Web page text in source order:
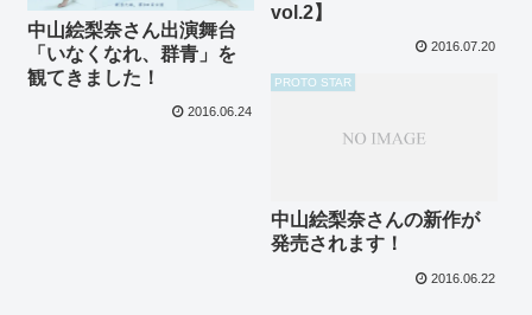
vol.2】
2016.07.20
中山絵梨奈さん出演舞台
「いなくなれ、群青」を
観てきました！
2016.06.24
PROTO STAR
中山絵梨奈さんの新作が
発売されます！
2016.06.22